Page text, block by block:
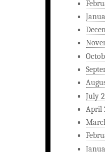
July
April